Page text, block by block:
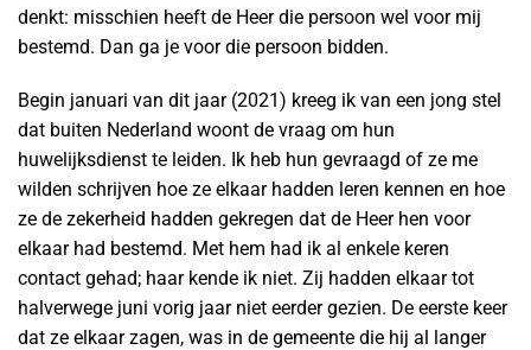
denkt: misschien heeft de Heer die persoon wel voor mij
bestemd. Dan ga je voor die persoon bidden.
Begin januari van dit jaar (2021) kreeg ik van een jong stel
dat buiten Nederland woont de vraag om hun
huwelijksdienst te leiden. Ik heb hun gevraagd of ze me
wilden schrijven hoe ze elkaar hadden leren kennen en hoe
ze de zekerheid hadden gekregen dat de Heer hen voor
elkaar had bestemd. Met hem had ik al enkele keren
contact gehad; haar kende ik niet. Zij hadden elkaar tot
halverwege juni vorig jaar niet eerder gezien. De eerste keer
dat ze elkaar zagen, was in de gemeente die hij al langer